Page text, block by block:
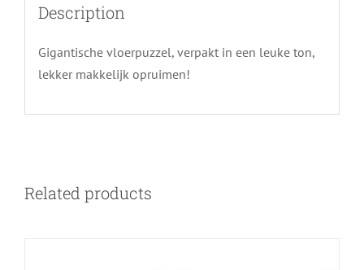
Description
Gigantische vloerpuzzel, verpakt in een leuke ton,
lekker makkelijk opruimen!
Related products